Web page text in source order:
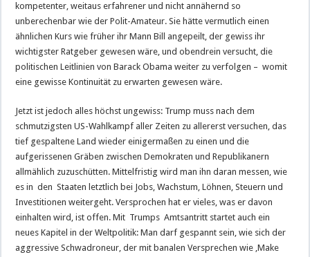
kompetenter, weitaus erfahrener und nicht annähernd so
unberechenbar wie der Polit-Amateur. Sie hätte vermutlich einen
ähnlichen Kurs wie früher ihr Mann Bill angepeilt, der gewiss ihr
wichtigster Ratgeber gewesen wäre, und obendrein versucht, die
politischen Leitlinien von Barack Obama weiter zu verfolgen – womit
eine gewisse Kontinuität zu erwarten gewesen wäre.
Jetzt ist jedoch alles höchst ungewiss: Trump muss nach dem
schmutzigsten US-Wahlkampf aller Zeiten zu allererst versuchen, das
tief gespaltene Land wieder einigermaßen zu einen und die
aufgerissenen Gräben zwischen Demokraten und Republikanern
allmählich zuzuschütten. Mittelfristig wird man ihn daran messen, wie
es in den Staaten letztlich bei Jobs, Wachstum, Löhnen, Steuern und
Investitionen weitergeht. Versprochen hat er vieles, was er davon
einhalten wird, ist offen. Mit Trumps Amtsantritt startet auch ein
neues Kapitel in der Weltpolitik: Man darf gespannt sein, wie sich der
aggressive Schwadroneur, der mit banalen Versprechen wie ‚Make